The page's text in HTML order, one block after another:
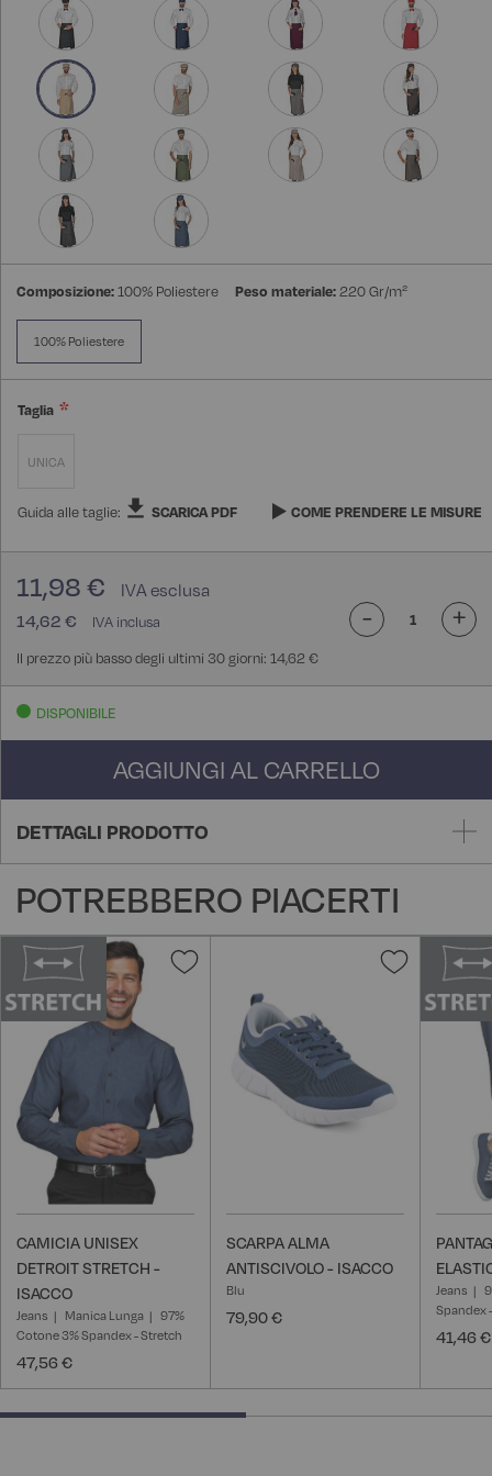
Composizione:100% Poliestere Peso materiale:220 Gr/m²
100% Poliestere
Taglia
UNICA
Guida alle taglie: SCARICA PDF COME PRENDERE LE MISURE
14,62 €
11,98 €
Il prezzo più basso degli ultimi 30 giorni: 14,62 €
- +
DISPONIBILE
AGGIUNGI AL CARRELLO
DETTAGLI PRODOTTO
POTREBBERO PIACERTI
Aggiungi
desideri
CAMICIA UNISEX
DETROIT STRETCH -
ISACCO
Jeans Manica Lunga
97%
Cotone 3% Spandex - Stretch
47,56 €
Aggiungi
alla
lista
SCARPA ALMA
ANTISCIVOLO - ISACCO
Blu
79,90 €
Jeans
Spandex
41,46 €
50% completed